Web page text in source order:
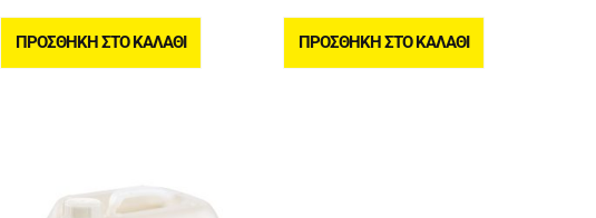
ΠΡΟΣΘΉΚΗ ΣΤΟ ΚΑΛΆΘΙ ΠΡΟΣΘΉΚΗ ΣΤΟ ΚΑΛΆΘΙ